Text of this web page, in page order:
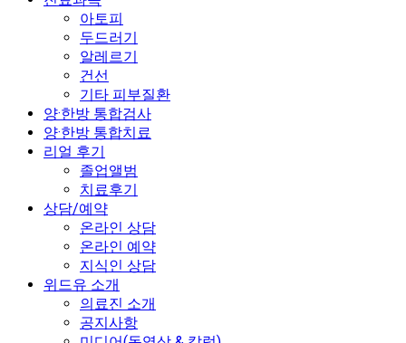
아토피
두드러기
알레르기
건선
기타 피부질환
양·한방 통합검사
양·한방 통합치료
리얼 후기
졸업앨범
치료후기
상담/예약
온라인 상담
온라인 예약
지식인 상담
위드유 소개
의료진 소개
공지사항